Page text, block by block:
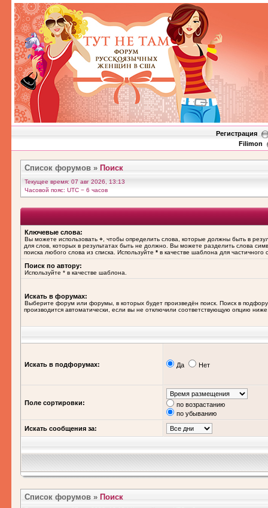
Регистрация
Filimon
Список форумов » Поиск
Текущее время: 07 авг 2026, 13:13
Часовой пояс: UTC − 6 часов
Ключевые слова:
Вы можете использовать + , чтобы определить слова, которые должны быть в
для слов, которых в результатах быть не должно. Вы можете разделить слова
поиска любого слова из списка. Используйте * в качестве шаблона для частичного
Поиск по автору:
Используйте * в качестве шаблона.
Искать в форумах:
Выберите форум или форумы, в которых будет произведён поиск. Поиск в
производится автоматически, если вы не отключили соответствующую опцию
Искать в подфорумах: Да Нет
Поле сортировки:
по возрастанию
по убыванию
Искать сообщения за:
Список форумов » Поиск